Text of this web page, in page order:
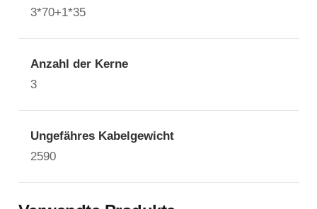
3*70+1*35
Anzahl der Kerne
3
Ungefähres Kabelgewicht
2590